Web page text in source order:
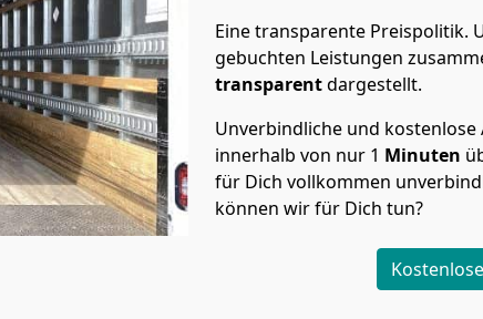
Eine transparente Preispolitik.
gebuchten Leistungen
transparentdargestellt.
Unverbindliche und kostenlose
innerhalb von nur 1 Minuten
für Dich vollkommen
können wir für Dich tun?